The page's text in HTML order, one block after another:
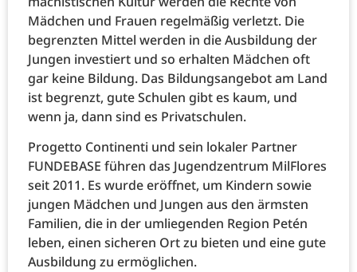
Mädchen und Frauen regelmäßig verletzt. Die
begrenzten Mittel werden in die Ausbildung der
Jungen investiert und so erhalten Mädchen oft
gar keine Bildung. Das Bildungsangebot am Land
ist begrenzt, gute Schulen gibt es kaum, und
wenn ja, dann sind es Privatschulen.
Progetto Continenti und sein lokaler Partner
FUNDEBASE führen das Jugendzentrum MilFlores
seit 2011. Es wurde eröffnet, um Kindern sowie
jungen Mädchen und Jungen aus den ärmsten
Familien, die in der umliegenden Region Petén
leben, einen sicheren Ort zu bieten und eine gute
Ausbildung zu ermöglichen.